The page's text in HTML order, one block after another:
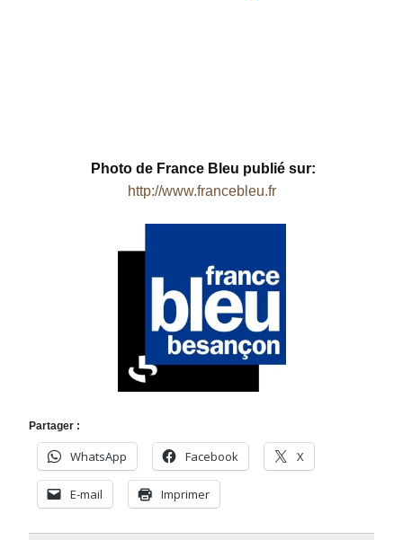
Photo de France Bleu publié sur:
http://www.francebleu.fr
Partager :
WhatsApp Facebook X
E-mail Imprimer